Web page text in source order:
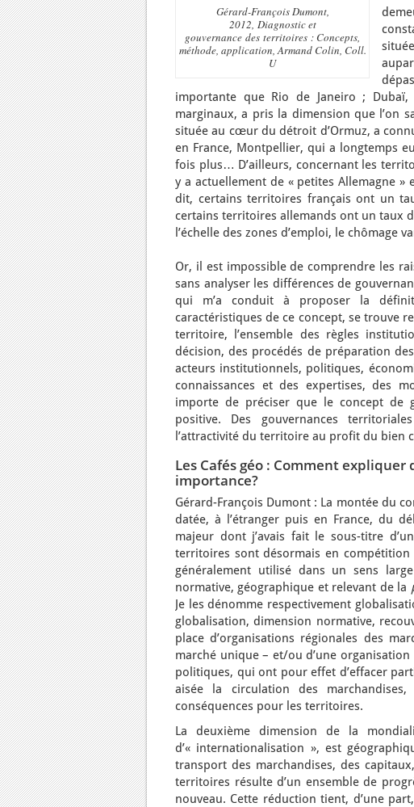
Gérard-François Dumont,
2012, Diagnostic et
gouvernance des territoires : Concepts,
méthode, application, Armand Colin, Coll.
U
importante que Rio de Janeiro ;
marginaux, a pris la dimension que l’on
située au cœur du détroit d’Ormuz, a
en France, Montpellier, qui a longtemps
fois plus… D’ailleurs, concernant les
y a actuellement de « petites Allemagne »
dit, certains territoires français ont un
certains territoires allemands ont un taux
l’échelle des zones d’emploi, le chômage
Or, il est impossible de comprendre les
sans analyser les différences de
qui m’a conduit à proposer la
caractéristiques de ce concept, se trouve
territoire, l’ensemble des règles
décision, des procédés de préparation
acteurs institutionnels, politiques,
connaissances et des expertises, des
importe de préciser que le concept de
positive. Des gouvernances
l’attractivité du territoire au profit du bien
Les Cafés géo : Comment
importance?
Gérard-François Dumont : La montée du
datée, à l’étranger puis en France, du
majeur dont j’avais fait le sous-titre
territoires sont désormais en
généralement utilisé dans un sens
normative, géographique et relevant de la
Je les dénomme respectivement
globalisation, dimension normative,
place d’organisations régionales des
marché unique – et/ou d’une
politiques, qui ont pour effet d’effacer
aisée la circulation des
conséquences pour les territoires.
La deuxième dimension de la
d’« internationalisation », est
transport des marchandises, des
territoires résulte d’un ensemble de
nouveau. Cette réduction tient, d’une